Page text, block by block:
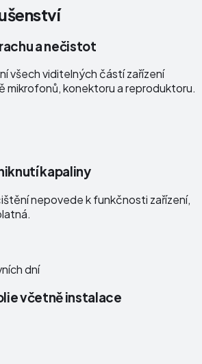
a nečistot
všech viditelných částí zařízení
mikrofonů, konektoru a reproduktoru.
kapaliny
nepovede k funkčnosti zařízení,
dní
včetně instalace